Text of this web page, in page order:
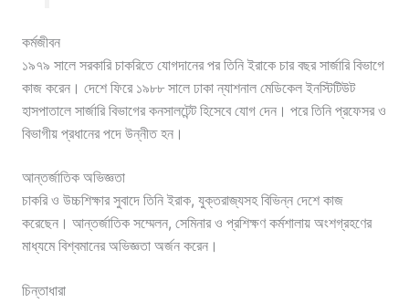
কর্মজীবন
১৯৭৯ সালে সরকারি চাকরিতে যোগদানের পর তিনি ইরাকে চার বছর সার্জারি বিভাগে
কাজ করেন। দেশে ফিরে ১৯৮৮ সালে ঢাকা ন্যাশনাল মেডিকেল ইনস্টিটিউট
হাসপাতালে সার্জারি বিভাগের কনসালটেন্ট হিসেবে যোগ দেন। পরে তিনি প্রফেসর ও
বিভাগীয় প্রধানের পদে উন্নীত হন।
আন্তর্জাতিক অভিজ্ঞতা
চাকরি ও উচ্চশিক্ষার সুবাদে তিনি ইরাক, যুক্তরাজ্যসহ বিভিন্ন দেশে কাজ
করেছেন। আন্তর্জাতিক সম্মেলন, সেমিনার ও প্রশিক্ষণ কর্মশালায় অংশগ্রহণের
মাধ্যমে বিশ্বমানের অভিজ্ঞতা অর্জন করেন।
চিন্তাধারা